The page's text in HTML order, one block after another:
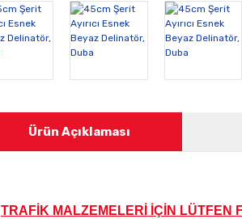
Ürün Açıklaması
TRAFİK MALZEMELERİ İÇİN LÜTFEN